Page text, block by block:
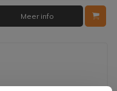
Meer info